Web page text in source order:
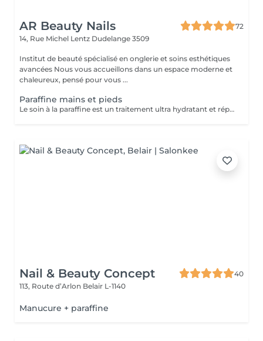
AR Beauty Nails
72
14, Rue Michel Lentz Dudelange 3509
Institut de beauté spécialisé en onglerie et soins esthétiques
avancées Nous vous accueillons dans un espace moderne et
chaleureux, pensé pour vous ...
Paraffine mains et pieds
Le soin à la paraffine est un traitement ultra hydratant et réparateur idéal pour les mains et pieds secs et abîmés. Ce soin consiste à éliminer toutes les cellules mortes grâce à un gommage manuel ou mécanique suivi d un enveloppement en paraffine.
Nail & Beauty Concept
40
113, Route d’Arlon Belair L-1140
Manucure + paraffine